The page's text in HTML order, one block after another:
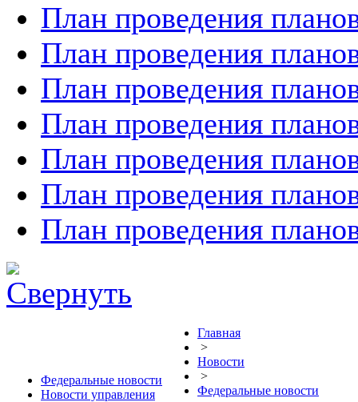
План проведения
План проведения
План проведения
План проведения
План проведения
План проведения
План проведения
Федеральные новости
Новости управления
Главная
>
Новости
>
Федеральные новости